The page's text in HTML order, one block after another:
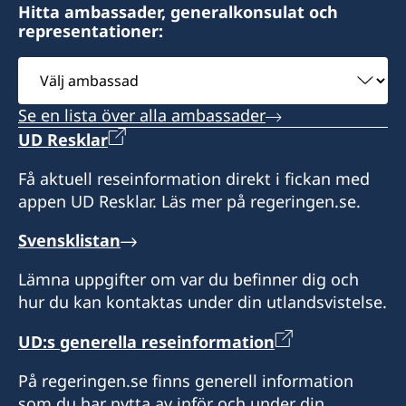
Endast förbokade möten
Honorärkonsul
Kent Nilsson
Hitta ambassader, generalkonsulat och
representationer:
Välj
ambassad
Se en lista över alla ambassader
UD Resklar
Få aktuell reseinformation direkt i fickan med
appen UD Resklar. Läs mer på regeringen.se.
Svensklistan
Lämna uppgifter om var du befinner dig och
hur du kan kontaktas under din utlandsvistelse.
UD:s generella reseinformation
På regeringen.se finns generell information